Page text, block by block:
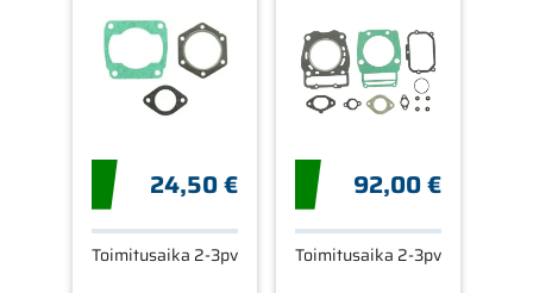
24,50 €
Toimitusaika 2-3pv
92,00 €
Toimitusaika 2-3pv